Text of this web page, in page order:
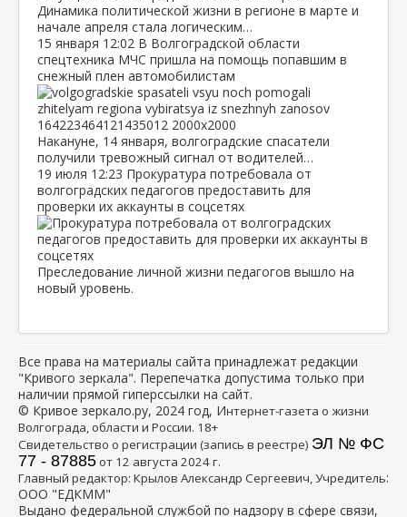
Динамика политической жизни в регионе в марте и
начале апреля стала логическим…
15 января 12:02 В Волгоградской области
спецтехника МЧС пришла на помощь попавшим в
снежный плен автомобилистам
Накануне, 14 января, волгоградские спасатели
получили тревожный сигнал от водителей…
19 июля 12:23 Прокуратура потребовала от
волгоградских педагогов предоставить для
проверки их аккаунты в соцсетях
Преследование личной жизни педагогов вышло на
новый уровень.
Все права на материалы сайта принадлежат редакции
"Кривого зеркала". Перепечатка допустима только при
наличии прямой гиперссылки на сайт.
© Кривое зеркало.ру, 2024 год, Интернет-газета о жизни
Волгограда, области и России. 18+
Свидетельство о регистрации (запись в реестре) ЭЛ № ФС
77 - 87885от 12 августа 2024 г.
Главный редактор: Крылов Александр Сергеевич, Учредитель:
ООО "ЕДКММ"
Выдано федеральной службой по надзору в сфере связи,